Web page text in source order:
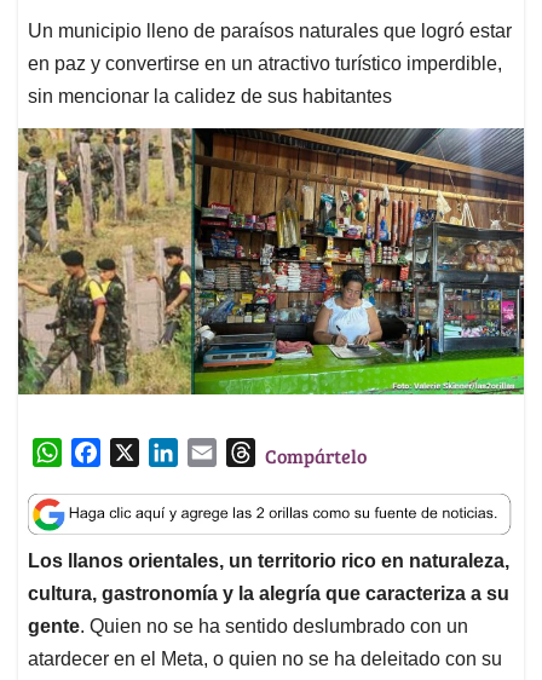
Un municipio lleno de paraísos naturales que logró estar
en paz y convertirse en un atractivo turístico imperdible,
sin mencionar la calidez de sus habitantes
W
a
t
s
A
p
p
c
e
b
o
o
k
n
k
e
d
I
n
a
i
l
T
r
e
a
d
s
Compártelo
Los llanos orientales, un territorio rico en naturaleza,
cultura, gastronomía y la alegría que caracteriza a su
gente. Quien no se ha sentido deslumbrado con un
atardecer en el Meta, o quien no se ha deleitado con su